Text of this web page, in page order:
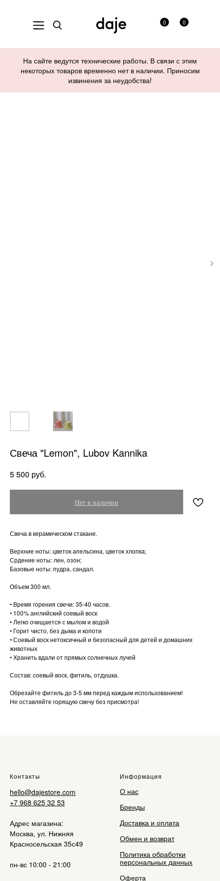
0
0
На сайте ведутся технические работы. В связи с этим
некоторых товаров временно нет в наличии. Приносим
извинения за неудобства!
Свеча "Lemon", Lubov Kannika
5 500 руб.
Нет в наличии
Свеча в керамическом стакане.
Верхние ноты: цветок апельсина, цветок хлопка;
Срдение ноты: лен, озон;
Базовые ноты: пудра, сандал.
Объем 300 мл.
• Время горения свечи: 35-40 часов.
• 100% английский соевый воск
• Легко очищается с мылом и водой
• Горит чисто, без дыма и копоти
• Соевый воск нетоксичный и безопасный для детей и домашних
животных
• Хранить вдали от прямых солнечных лучей
Состав: соевый воск, фитиль, отдушка.
Обрезайте фитиль до 3-5 мм перед каждым использованием!
Не оставляйте горящую свечу без присмотра!
Контакты
hello@dajestore.com
+7 968 625 32 53
Адрес магазина:
Москва, ул. Нижняя
Красносельская 35с49
пн-вс 10:00 - 21:00
Информация
О нас
Бренды
Доставка и оплата
Обмен и возврат
Политика обработки
персональных данных
Оферта